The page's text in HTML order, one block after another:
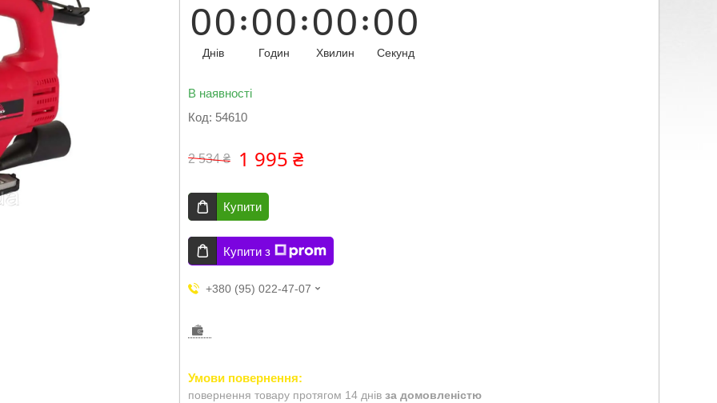
00
Днів
00
Годин
00
Хвилин
00
Секунд
В наявності
Код: 54610
2 534 ₴ 1 995 ₴
Купити
Купити з
+380 (95) 022-47-07
повернення товару протягом 14 днів за домовленістю